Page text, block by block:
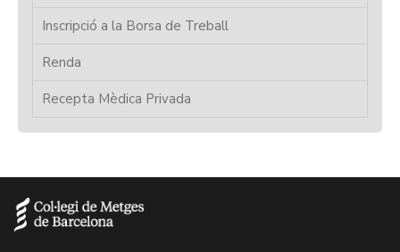
Inscripció a la Borsa de Treball
Renda
Recepta Mèdica Privada